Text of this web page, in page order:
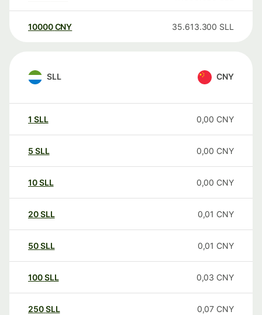
10000 CNY 35.613.300 SLL
SLL CNY
1 SLL 0,00 CNY
5 SLL 0,00 CNY
10SLL 0,00 CNY
20SLL 0,01 CNY
50SLL 0,01 CNY
100SLL 0,03 CNY
250SLL 0,07 CNY